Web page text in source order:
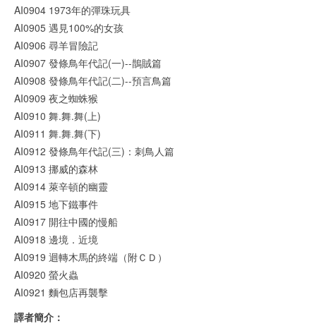
AI0904 1973年的彈珠玩具
AI0905 遇見100%的女孩
AI0906 尋羊冒險記
AI0907 發條鳥年代記(一)--鵲賊篇
AI0908 發條鳥年代記(二)--預言鳥篇
AI0909 夜之蜘蛛猴
AI0910 舞.舞.舞(上)
AI0911 舞.舞.舞(下)
AI0912 發條鳥年代記(三)：刺鳥人篇
AI0913 挪威的森林
AI0914 萊辛頓的幽靈
AI0915 地下鐵事件
AI0917 開往中國的慢船
AI0918 邊境．近境
AI0919 迴轉木馬的終端（附ＣＤ）
AI0920 螢火蟲
AI0921 麵包店再襲擊
譯者簡介：